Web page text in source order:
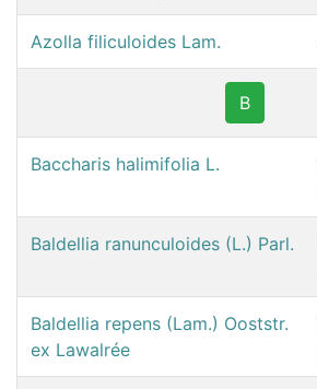
Azolla filiculoides Lam.
B
Baccharis halimifolia L.
Baldellia ranunculoides (L.) Parl.
Baldellia repens (Lam.) Ooststr.
ex Lawalrée